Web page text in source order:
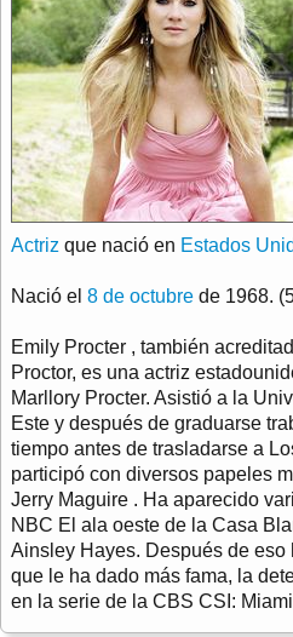
Actriz que nació en Estados
Nació el 8 de octubre de 1968.
Emily Procter , también
Proctor, es una actriz
Marllory Procter. Asistió a la
Este y después de graduarse
tiempo antes de trasladarse a
participó con diversos papeles
Jerry Maguire . Ha aparecido
NBC El ala oeste de la Casa
Ainsley Hayes. Después de eso
que le ha dado más fama, la
en la serie de la CBS CSI: